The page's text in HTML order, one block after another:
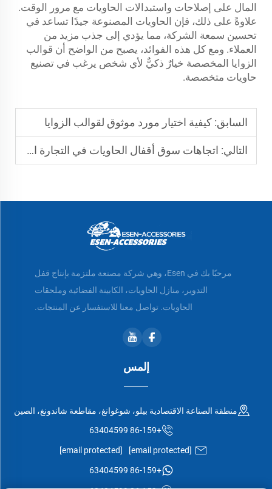
المال على إصلاحات واستبدالات الحاويات مع مرور الوقت.
علاوةً على ذلك، فإن الحاويات المصنوعة جيدًا تساعد في
تحسين سمعة الشركة، مما يؤدي إلى جذب مزيد من
العملاء. ومع كل هذه الفوائد، يصبح من الواضح أن قوالب
الزوايا المخصصة خيارٌ ذكيٌّ لأي شخص يرغب في تصنيع
حاويات متخصصة.
السابق: كيفية اختيار مورد موثوق لقوالب الزوايا
التالي: اتجاهات سوق أقفال الحاويات في التجارة العالمية
مرحبًا بك في Esen، وهي شركة مصنعة ملتزمة بإنتاج قفل
التدوير، منازل الحاويات، الكابينة الفضائية وملحقات
الحاويات. تواصل معنا للاستفسار عن المنتجات.
إلمس
منطقة الصناعة الاقتصادية بيلو، شوغوانغ، مقاطعة شاندونغ، الصين
+86-159 63404599
[email protected]
[email protected]
+86-159 63404599